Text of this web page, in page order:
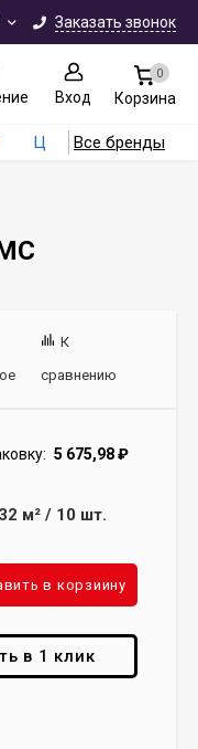
Заказать звонок
Вход
0
Корзина
Ц Все бренды
К
сравнению
5 675,98₽
м²/ 10 шт.
в корзиину
в 1 клик